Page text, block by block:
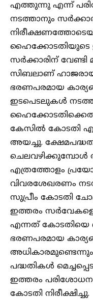
എത്തുന്നു എന്ന്
നടത്താനും
ഹൈക്കോടതിയുടെ
സർക്കാരിന്
സിബലാണ്
ഭരണപരമായ
ഇടപെടലുകൾ
കേസിൽ കോടതി
അയച്ചു.
എത്രത്തോളം
വിവരശേഖരണം
സുപ്രീം കോടതി
ഇത്തരം
എന്നത് കോടതിയെ
ഭരണപരമായ
അധികാരമുണ്ടെന്നും
പദ്ധതികൾ
ഇത്തരം
കോടതി നിരീക്ഷിച്ചു.